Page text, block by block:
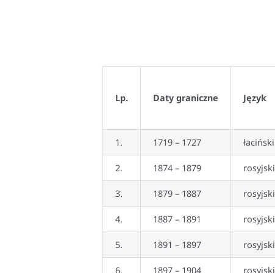
Lp. Daty graniczne Język
1. 1719 – 1727 łaciński
2. 1874 – 1879 rosyjski
3. 1879 – 1887 rosyjski
4. 1887 – 1891 rosyjski
5. 1891 – 1897 rosyjski
6. 1897 – 1904 rosyjski